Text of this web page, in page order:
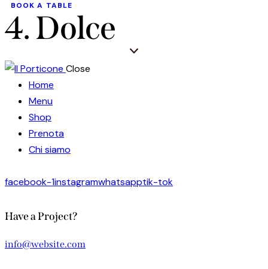
BOOK A TABLE
4. Dolce
Close
Home
Menu
Shop
Prenota
Chi siamo
facebook-1instagramwhatsapptik-tok
Have a Project?
info@website.com